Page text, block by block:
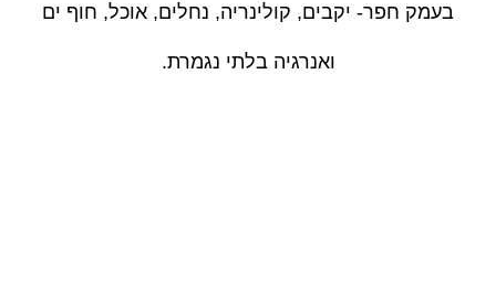
בעמק חפר- יקבים, קולינריה, נחלים, אוכל, חוף ים
ואנרגיה בלתי נגמרת.